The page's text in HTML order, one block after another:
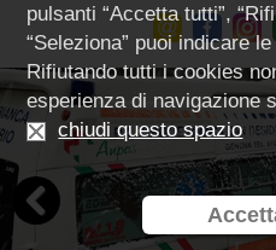
Previous
pulsanti “Accetta tutti”,
“Seleziona” puoi indicare
Rifiutando tutti i cookies
esperienza di navigazione
chiudi questo spazio